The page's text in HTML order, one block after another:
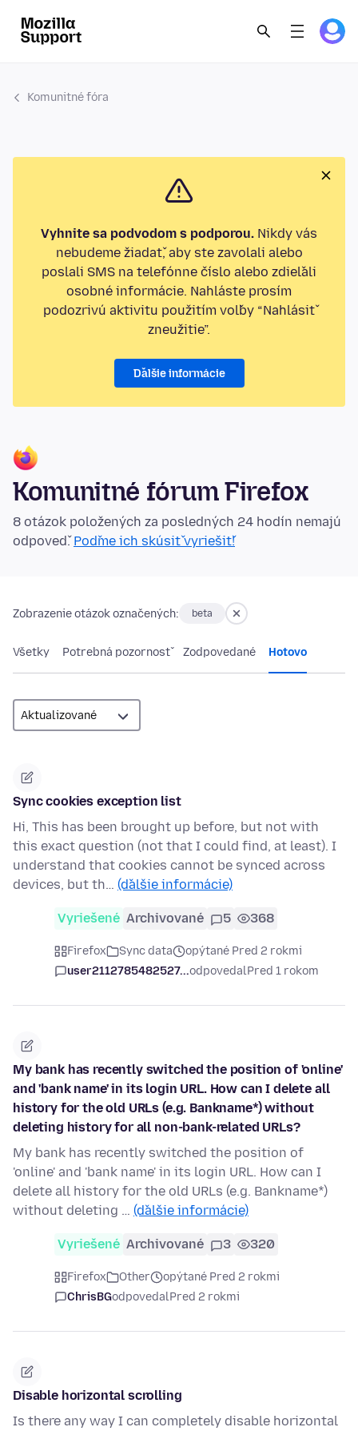
Komunitné fóra
Vyhnite sa podvodom s podporou. Nikdy vás
nebudeme žiadať, aby ste zavolali alebo
poslali SMS na telefónne číslo alebo zdieľali
osobné informácie. Nahláste prosím
podozrivú aktivitu použitím voľby “Nahlásiť
zneužitie”.
Ďalšie informácie
Komunitné fórum Firefox
8 otázok položených za posledných 24 hodín nemajú
odpoveď.Poďme ich skúsiť vyriešiť!
Zobrazenie otázok označených: beta
Všetky Potrebná pozornosť Zodpovedané Hotovo
Sync cookies exception list
Hi, This has been brought up before, but not with
this exact question (not that I could find, at least). I
understand that cookies cannot be synced across
devices, but th… (ďalšie informácie)
Vyriešené Archivované 5 368
Firefox Sync data
opýtané Pred 2 rokmi
user2112785482527...odpovedalPred 1 rokom
My bank has recently switched the position of 'online'
and 'bank name' in its login URL. How can I delete all
history for the old URLs (e.g. Bankname*) without
deleting history for all non-bank-related URLs?
My bank has recently switched the position of
'online' and 'bank name' in its login URL. How can I
delete all history for the old URLs (e.g. Bankname*)
without deleting … (ďalšie informácie)
Vyriešené Archivované 3 320
Firefox Other
opýtané Pred 2 rokmi
ChrisBGodpovedalPred 2 rokmi
Disable horizontal scrolling
Is there any way I can completely disable horizontal